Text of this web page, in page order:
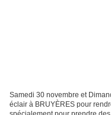
Samedi 30 novembre et
éclair à BRUYÈRES pour